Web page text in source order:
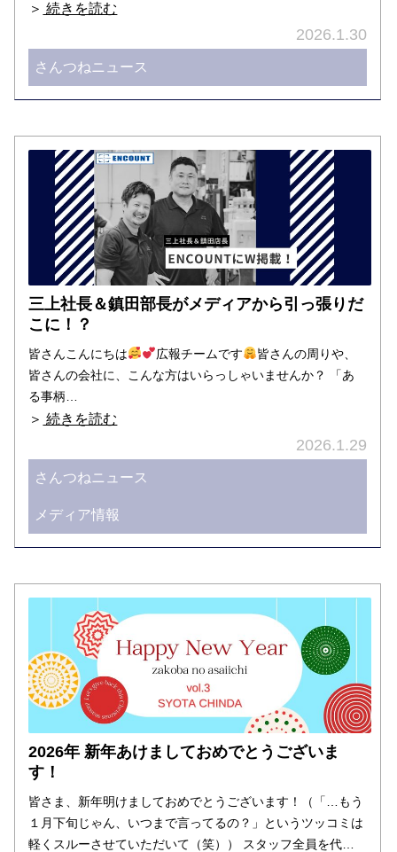
＞ 続きを読む
2026.1.30
さんつねニュース
三上社長＆鎮田部長がメディアから引っ張りだ
こに！？
皆さんこんにちは 広報チームです
皆さんの周りや、
皆さんの会社に、こんな方はいらっしゃいませんか？ 「あ
る事柄…
＞ 続きを読む
2026.1.29
さんつねニュース
メディア情報
2026年 新年あけましておめでとうございま
す！
皆さま、新年明けましておめでとうございます！（「…もう
１月下旬じゃん、いつまで言ってるの？」というツッコミは
軽くスルーさせていただいて（笑）） スタッフ全員を代…